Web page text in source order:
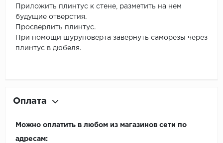
Приложить плинтус к стене, разметить на нем
будущие отверстия.
Просверлить плинтус.
При помощи шуруповерта завернуть саморезы через
плинтус в дюбеля.
Оплата
Можно оплатить в любом из магазинов сети по
адресам: